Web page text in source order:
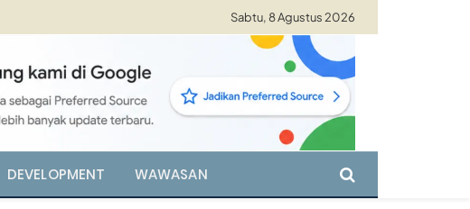
Sabtu, 8 Agustus 2026
DEVELOPMENT WAWASAN